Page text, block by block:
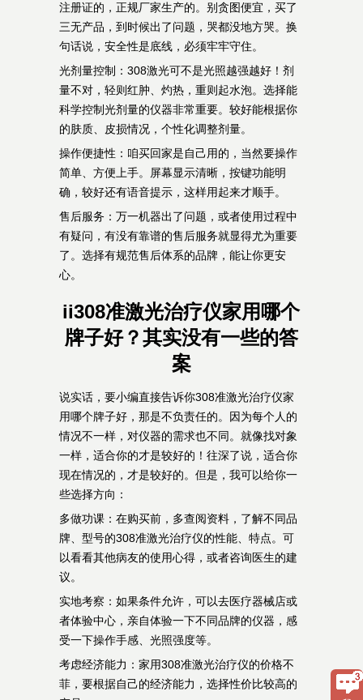
注册证的，正规厂家生产的。别贪图便宜，买了
三无产品，到时候出了问题，哭都没地方哭。换
句话说，安全性是底线，必须牢牢守住。
光剂量控制：308激光可不是光照越强越好！剂
量不对，轻则红肿、灼热，重则起水泡。选择能
科学控制光剂量的仪器非常重要。较好能根据你
的肤质、皮损情况，个性化调整剂量。
操作便捷性：咱买回家是自己用的，当然要操作
简单、方便上手。屏幕显示清晰，按键功能明
确，较好还有语音提示，这样用起来才顺手。
售后服务：万一机器出了问题，或者使用过程中
有疑问，有没有靠谱的售后服务就显得尤为重要
了。选择有规范售后体系的品牌，能让你更安
心。
ii308准激光治疗仪家用哪个
牌子好？其实没有一些的答
案
说实话，要小编直接告诉你308准激光治疗仪家
用哪个牌子好，那是不负责任的。因为每个人的
情况不一样，对仪器的需求也不同。就像找对象
一样，适合你的才是较好的！往深了说，适合你
现在情况的，才是较好的。但是，我可以给你一
些选择方向：
多做功课：在购买前，多查阅资料，了解不同品
牌、型号的308准激光治疗仪的性能、特点。可
以看看其他病友的使用心得，或者咨询医生的建
议。
实地考察：如果条件允许，可以去医疗器械店或
者体验中心，亲自体验一下不同品牌的仪器，感
受一下操作手感、光照强度等。
考虑经济能力：家用308准激光治疗仪的价格不
菲，要根据自己的经济能力，选择性价比较高的